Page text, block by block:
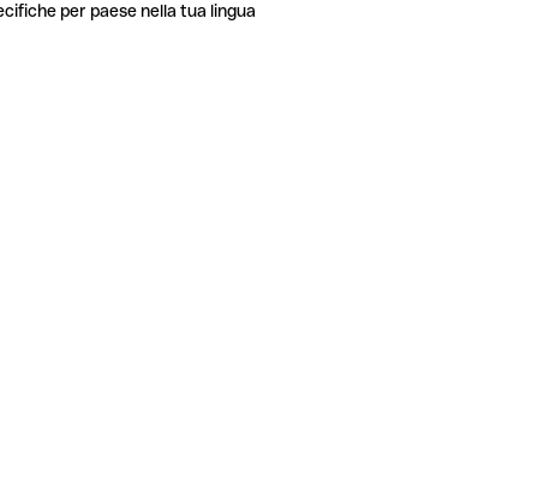
per paese nella tua lingua